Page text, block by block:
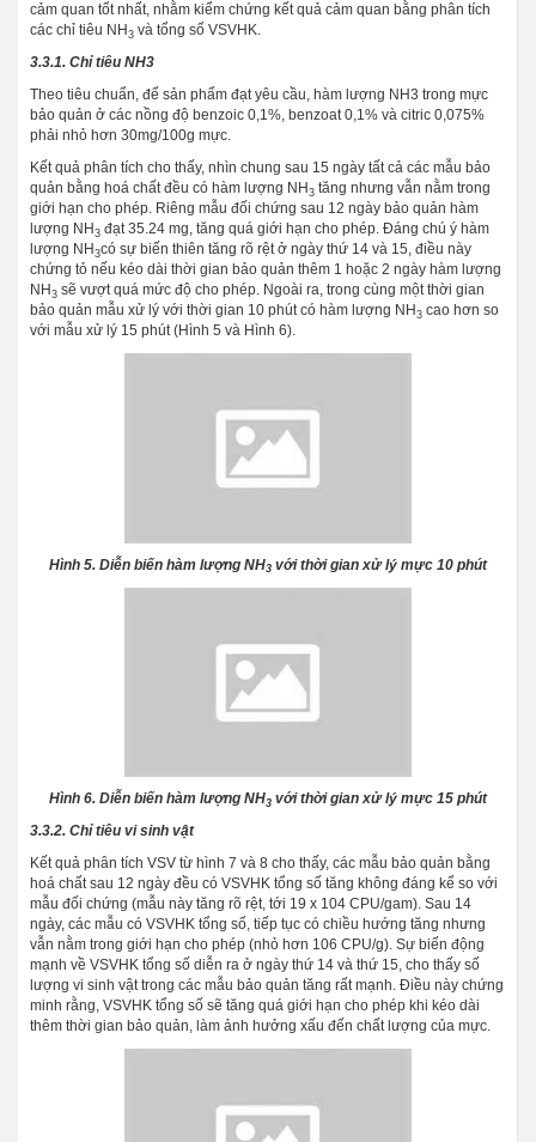
cảm quan tốt nhất, nhằm kiểm chứng kết quả cảm quan bằng phân tích
các chỉ tiêu NH 3 và tổng số VSVHK.
3.3.1. Chỉ tiêu NH3
Theo tiêu chuẩn, để sản phẩm đạt yêu cầu, hàm lượng NH3 trong mực
bảo quản ở các nồng độ benzoic 0,1%, benzoat 0,1% và citric 0,075%
phải nhỏ hơn 30mg/100g mực.
Kết quả phân tích cho thấy, nhìn chung sau 15 ngày tất cả các mẫu bảo
quản bằng hoá chất đều có hàm lượng NH 3 tăng nhưng vẫn nằm trong
giới hạn cho phép. Riêng mẫu đối chứng sau 12 ngày bảo quản hàm
lượng NH 3 đạt 35.24 mg, tăng quá giới hạn cho phép. Đáng chú ý hàm
lượng NH 3có sự biến thiên tăng rõ rệt ở ngày thứ 14 và 15, điều này
chứng tỏ nếu kéo dài thời gian bảo quản thêm 1 hoặc 2 ngày hàm lượng
NH 3 sẽ vượt quá mức độ cho phép. Ngoài ra, trong cùng một thời gian
bảo quản mẫu xử lý với thời gian 10 phút có hàm lượng NH 3 cao hơn so
với mẫu xử lý 15 phút (Hình 5 và Hình 6).
Hình 5. Diễn biến hàm lượng NH3với thời gian xử lý mực 10 phút
Hình 6. Diễn biến hàm lượng NH3với thời gian xử lý mực 15 phút
3.3.2. Chỉ tiêu vi sinh vật
Kết quả phân tích VSV từ hình 7 và 8 cho thấy, các mẫu bảo quản bằng
hoá chất sau 12 ngày đều có VSVHK tổng số tăng không đáng kể so với
mẫu đối chứng (mẫu này tăng rõ rệt, tới 19 x 104 CPU/gam). Sau 14
ngày, các mẫu có VSVHK tổng số, tiếp tục có chiều hướng tăng nhưng
vẫn nằm trong giới hạn cho phép (nhỏ hơn 106 CPU/g). Sự biến động
mạnh về VSVHK tổng số diễn ra ở ngày thứ 14 và thứ 15, cho thấy số
lượng vi sinh vật trong các mẫu bảo quản tăng rất mạnh. Điều này chứng
minh rằng, VSVHK tổng số sẽ tăng quá giới hạn cho phép khi kéo dài
thêm thời gian bảo quản, làm ảnh hưởng xấu đến chất lượng của mực.